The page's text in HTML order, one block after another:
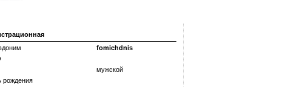
fomichdnis
мужской
рождения